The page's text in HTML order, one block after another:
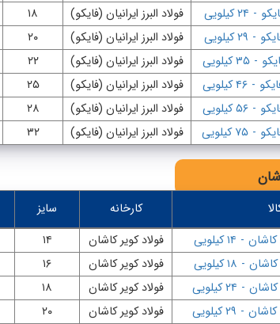
- ۲۴ کیلویی فولاد البرز ایرانیان (فایکو) ۱۸
- ۲۹ کیلویی فولاد البرز ایرانیان (فایکو) ۲۰
- ۳۵ کیلویی فولاد البرز ایرانیان (فایکو) ۲۲
- ۴۶ کیلویی فولاد البرز ایرانیان (فایکو) ۲۵
- ۵۶ کیلویی فولاد البرز ایرانیان (فایکو) ۲۸
- ۷۵ کیلویی فولاد البرز ایرانیان (فایکو) ۳۲
کارخانه سایز
- ۱۴ کیلویی فولاد کویر کاشان ۱۴
- ۱۸ کیلویی فولاد کویر کاشان ۱۶
- ۲۴ کیلویی فولاد کویر کاشان ۱۸
- ۲۹ کیلویی فولاد کویر کاشان ۲۰